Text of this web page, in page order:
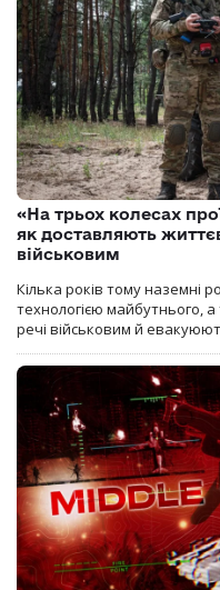
«На трьох колесах
як доставляють
військовим
Кілька років тому наземні
технологією майбутнього,
речі військовим й